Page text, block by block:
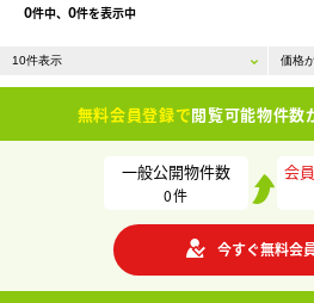
0件中、 0件を表示中
無料会員登録で閲覧可能物件数
一般公開物件数
0件
会
今すぐ無料会